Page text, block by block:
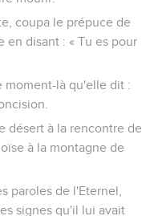
coupa le prépuce de
en disant : « Tu es pour
moment-là qu'elle dit :
désert à la rencontre de
à la montagne de
paroles de l'Eternel,
signes qu'il lui avait